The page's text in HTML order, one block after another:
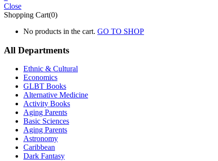
Close
Shopping Cart(0)
No products in the cart. GO TO SHOP
All Departments
Ethnic & Cultural
Economics
GLBT Books
Alternative Medicine
Activity Books
Aging Parents
Basic Sciences
Aging Parents
Astronomy
Caribbean
Dark Fantasy